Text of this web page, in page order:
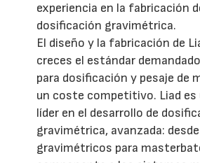
experiencia en la fabricación
dosificación gravimétrica.
El diseño y la fabricación de
creces el estándar
para dosificación y pesaje de
un coste competitivo. Liad es
líder en el desarrollo de
gravimétrica, avanzada:
gravimétricos para